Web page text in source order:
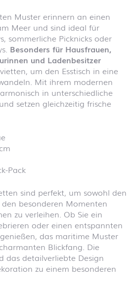
Muster erinnern an einen
Meer und sind ideal für
sommerliche Picknicks oder
Besonders für Hausfrauen,
und Ladenbesitzer
um den Esstisch in eine
Mit ihrem modernen
in unterschiedliche
setzen gleichzeitig frische
Pack
sind perfekt, um sowohl den
besonderen Momenten
zu verleihen. Ob Sie ein
oder einen entspannten
das maritime Muster
Blickfang. Die
das detailverliebte Design
zu einem besonderen